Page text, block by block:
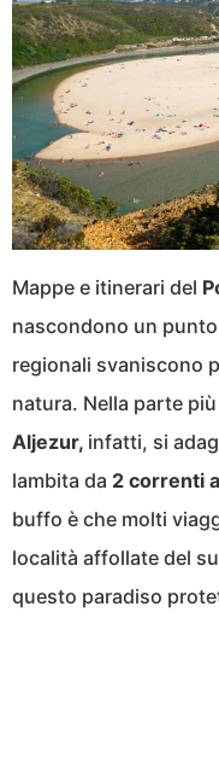
Mappe e itinerari del
nascondono un
regionali svaniscono
natura. Nella parte
Aljezur, infatti, si
lambita da 2 correnti
buffo è che molti
località affollate del
questo paradiso